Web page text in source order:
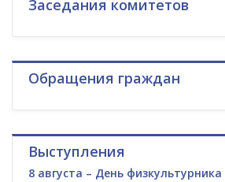
Заседания комитетов
Обращения граждан
Выступления
8 августа – День физкультурника